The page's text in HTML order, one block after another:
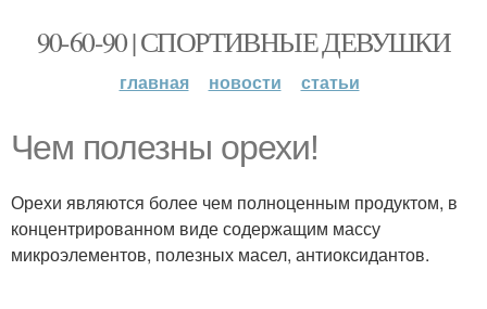
90-60-90 | СПОРТИВНЫЕ ДЕВУШКИ
главная новости статьи
Чем полезны орехи!
Орехи являются более чем полноценным продуктом, в
концентрированном виде содержащим массу
микроэлементов, полезных масел, антиоксидантов.